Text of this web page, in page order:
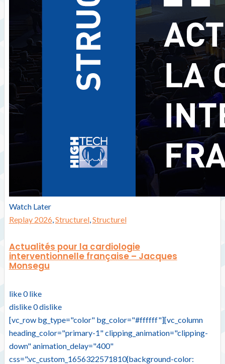
Watch Later
Replay 2026 Structurel, Structurel
Actualités pour la cardiologie
interventionnelle française – Jacques
Monsegu
like0 like
dislike0dislike
[vc_row bg_type="color" bg_color="#ffffff"][vc_column
heading_color="primary-1" clipping_animation="clipping-
down" animation_delay="400"
css=".vc_custom_1656322571810{background-color: